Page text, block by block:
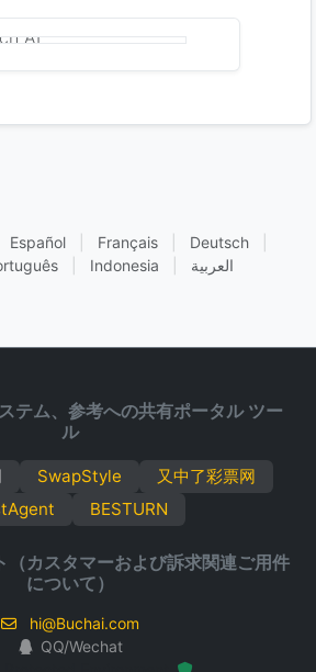
AI"
Español Français Deutsch
Indonesia العربية
テム、参考への共有ポータル ツー
ル
SwapStyle
又中了彩票网
BESTURN
（カスタマーおよび訴求関連ご用件
について）
hi@Buchai.com
QQ/Wechat